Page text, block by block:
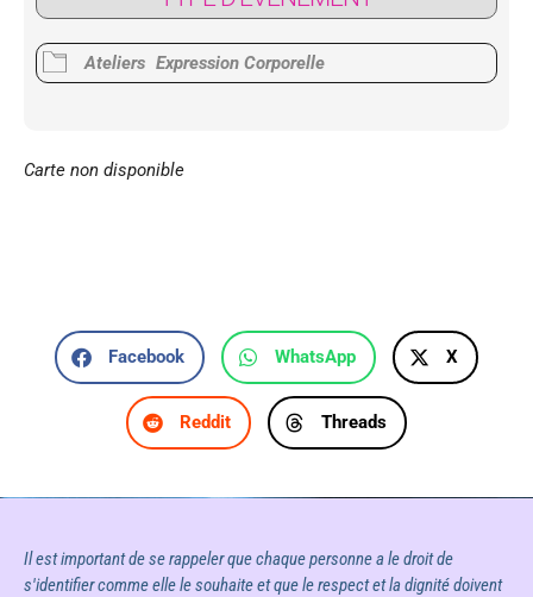
Ateliers Expression Corporelle
Carte non disponible
Facebook WhatsApp X
Reddit Threads
Il est important de se rappeler que chaque personne a le droit de
s'identifier comme elle le souhaite et que le respect et la dignité doivent